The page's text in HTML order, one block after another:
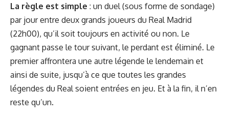
La règle est simple : un duel (sous forme de sondage)
par jour entre deux grands joueurs du Real Madrid
(22h00), qu’il soit toujours en activité ou non. Le
gagnant passe le tour suivant, le perdant est éliminé. Le
premier affrontera une autre légende le lendemain et
ainsi de suite, jusqu’à ce que toutes les grandes
légendes du Real soient entrées en jeu. Et à la fin, il n’en
reste qu’un.